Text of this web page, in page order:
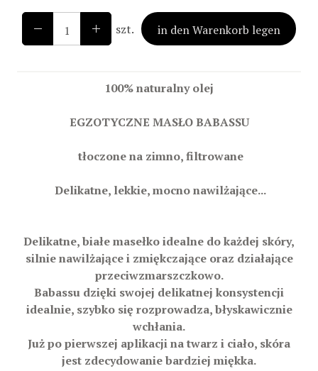
szt. in den Warenkorb legen
100% naturalny olej
EGZOTYCZNE MASŁO BABASSU
tłoczone na zimno, filtrowane
Delikatne, lekkie, mocno nawilżające...
Delikatne, białe masełko idealne do każdej skóry,
silnie nawilżające i zmiękczające oraz działające
przeciwzmarszczkowo.
Babassu dzięki swojej delikatnej konsystencji
idealnie, szybko się rozprowadza, błyskawicznie
wchłania.
Już po pierwszej aplikacji na twarz i ciało, skóra
jest zdecydowanie bardziej miękka.